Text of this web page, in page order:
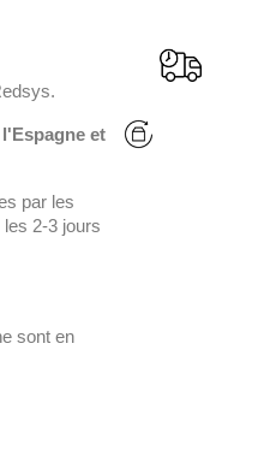
et
par les
2-3 jours
sont en